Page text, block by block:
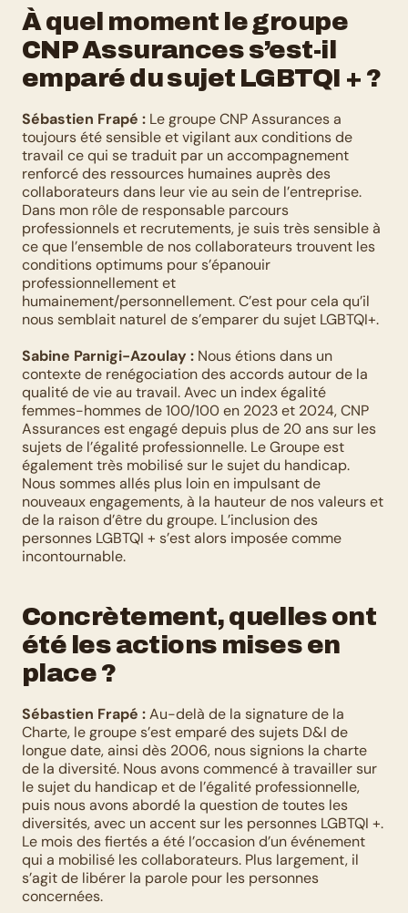
À quel moment le groupe
CNP Assurances s’est-il
emparé du sujet LGBTQI + ?
Sébastien Frapé : Le groupe CNP Assurances a
toujours été sensible et vigilant aux conditions de
travail ce qui se traduit par un accompagnement
renforcé des ressources humaines auprès des
collaborateurs dans leur vie au sein de l’entreprise.
Dans mon rôle de responsable parcours
professionnels et recrutements, je suis très sensible à
ce que l’ensemble de nos collaborateurs trouvent les
conditions optimums pour s’épanouir
professionnellement et
humainement/personnellement. C’est pour cela qu’il
nous semblait naturel de s’emparer du sujet LGBTQI+.
Sabine Parnigi-Azoulay : Nous étions dans un
contexte de renégociation des accords autour de la
qualité de vie au travail. Avec un index égalité
femmes-hommes de 100/100 en 2023 et 2024, CNP
Assurances est engagé depuis plus de 20 ans sur les
sujets de l’égalité professionnelle. Le Groupe est
également très mobilisé sur le sujet du handicap.
Nous sommes allés plus loin en impulsant de
nouveaux engagements, à la hauteur de nos valeurs et
de la raison d’être du groupe. L’inclusion des
personnes LGBTQI + s’est alors imposée comme
incontournable.
Concrètement, quelles ont
été les actions mises en
place ?
Sébastien Frapé : Au-delà de la signature de la
Charte, le groupe s’est emparé des sujets D&I de
longue date, ainsi dès 2006, nous signions la charte
de la diversité. Nous avons commencé à travailler sur
le sujet du handicap et de l’égalité professionnelle,
puis nous avons abordé la question de toutes les
diversités, avec un accent sur les personnes LGBTQI +.
Le mois des fiertés a été l’occasion d’un événement
qui a mobilisé les collaborateurs. Plus largement, il
s’agit de libérer la parole pour les personnes
concernées.